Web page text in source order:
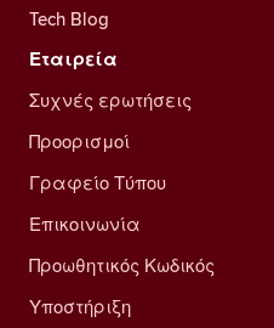
Tech Blog
Εταιρεία
Συχνές ερωτήσεις
Προορισμοί
Γραφείο Τύπου
Επικοινωνία
Προωθητικός Κωδικός
Υποστήριξη